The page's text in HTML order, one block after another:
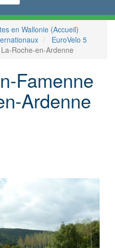
en Wallonie (Accueil)
EuroVelo 5
Roche-en-Ardenne
Famenne
Ardenne